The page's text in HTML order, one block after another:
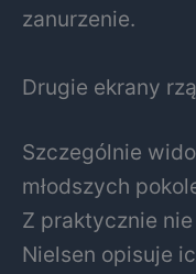
zanurzenie.
Drugie ekrany
Szczególnie
młodszych
Z praktycznie
Nielsen opisuje